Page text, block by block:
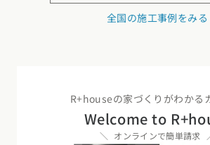
全国の施工事例をみる
R+houseの家づくりがわかる
Welcome to
オンラインで簡単請求